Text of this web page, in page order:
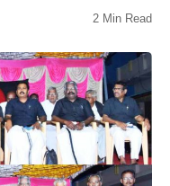
2 Min Read